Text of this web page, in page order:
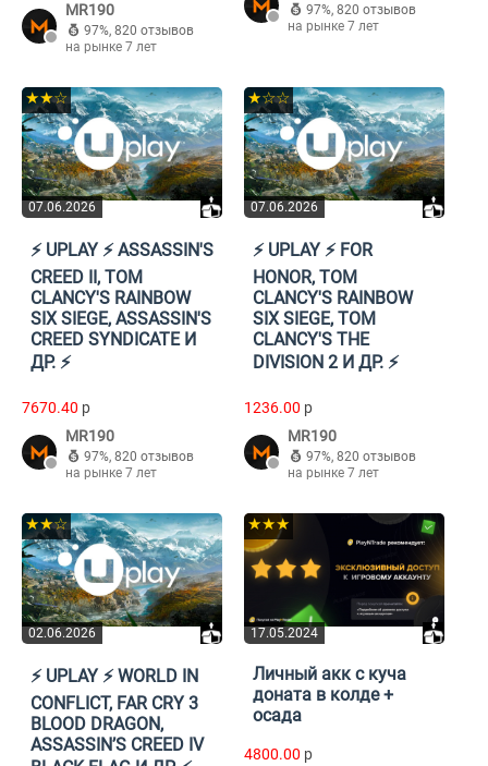
MR190
97%, 820 отзывов
на рынке 7 лет
97%, 820 отзывов
на рынке 7 лет
07.06.2026
★★☆
⚡️ UPLAY ⚡️ ASSASSIN'S
CREED II, TOM
CLANCY'S RAINBOW
SIX SIEGE, ASSASSIN'S
CREED SYNDICATE И
ДР. ⚡️
7670.40 p
MR190
97%, 820 отзывов
на рынке 7 лет
07.06.2026
★☆☆
⚡️ UPLAY ⚡️ FOR
HONOR, TOM
CLANCY'S RAINBOW
SIX SIEGE, TOM
CLANCY'S THE
DIVISION 2 И ДР. ⚡️
1236.00 p
MR190
97%, 820 отзывов
на рынке 7 лет
02.06.2026
★★☆
⚡️ UPLAY ⚡️ WORLD IN
CONFLICT, FAR CRY 3
BLOOD DRAGON,
ASSASSIN’S CREED IV
17.05.2024
★★★
Личный акк с куча
доната в колде +
осада
4800.00 p